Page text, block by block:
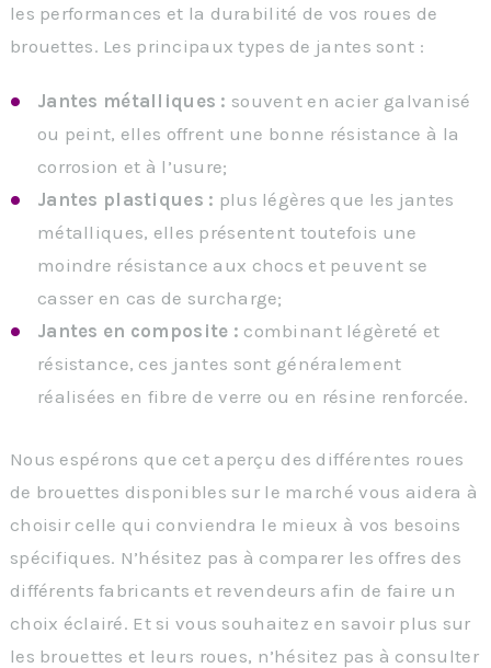
les performances et la durabilité de vos roues de
brouettes. Les principaux types de jantes sont :
Jantes métalliques : souvent en acier galvanisé
ou peint, elles offrent une bonne résistance à la
corrosion et à l’usure;
Jantes plastiques : plus légères que les jantes
métalliques, elles présentent toutefois une
moindre résistance aux chocs et peuvent se
casser en cas de surcharge;
Jantes en composite : combinant légèreté et
résistance, ces jantes sont généralement
réalisées en fibre de verre ou en résine renforcée.
Nous espérons que cet aperçu des différentes roues
de brouettes disponibles sur le marché vous aidera à
choisir celle qui conviendra le mieux à vos besoins
spécifiques. N’hésitez pas à comparer les offres des
différents fabricants et revendeurs afin de faire un
choix éclairé. Et si vous souhaitez en savoir plus sur
les brouettes et leurs roues, n’hésitez pas à consulter